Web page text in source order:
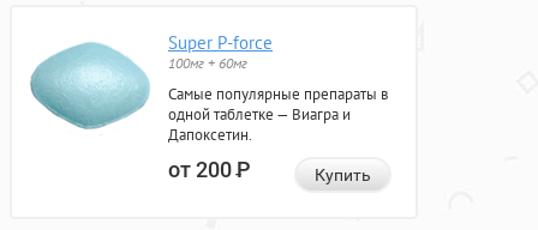
Super P-force
100мг + 60мг
Самые популярные препараты в
одной таблетке — Виагра и
Дапоксетин.
от 200Р Купить